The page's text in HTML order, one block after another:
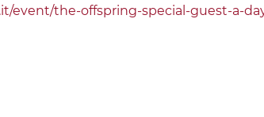
event/the-offspring-special-guest-a-